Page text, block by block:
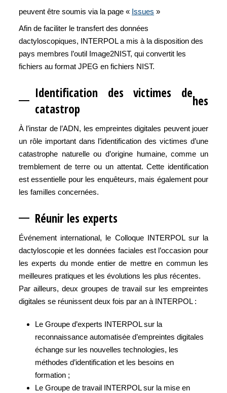
peuvent être soumis via la page « Issues »
Afin de faciliter le transfert des données
dactyloscopiques, INTERPOL a mis à la disposition des
pays membres l’outil Image2NIST, qui convertit les
fichiers au format JPEG en fichiers NIST.
Identification des victimes de
catastrop
hes
À l’instar de l’ADN, les empreintes digitales peuvent jouer
un rôle important dans l’identification des victimes d’une
catastrophe naturelle ou d’origine humaine, comme un
tremblement de terre ou un attentat. Cette identification
est essentielle pour les enquêteurs, mais également pour
les familles concernées.
Réunir les experts
Événement international, le Colloque INTERPOL sur la
dactyloscopie et les données faciales est l’occasion pour
les experts du monde entier de mettre en commun les
meilleures pratiques et les évolutions les plus récentes.
Par ailleurs, deux groupes de travail sur les empreintes
digitales se réunissent deux fois par an à INTERPOL :
Le Groupe d’experts INTERPOL sur la
reconnaissance automatisée d’empreintes digitales
échange sur les nouvelles technologies, les
méthodes d’identification et les besoins en
formation ;
Le Groupe de travail INTERPOL sur la mise en